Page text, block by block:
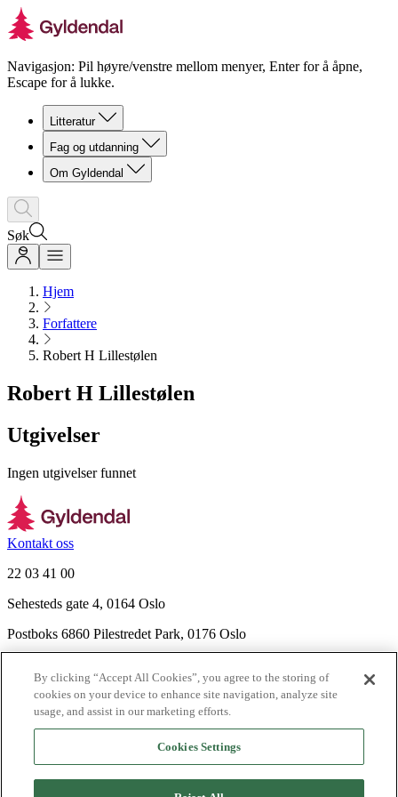
Navigasjon: Pil høyre/venstre mellom menyer, Enter for å åpne,
Escape for å lukke.
Litteratur
Fag og utdanning
Om Gyldendal
Søk
Hjem
Forfattere
Robert H Lillestølen
Robert H Lillestølen
Utgivelser
Ingen utgivelser funnet
Kontakt oss
22 03 41 00
Sehesteds gate 4, 0164 Oslo
Postboks 6860 Pilestredet Park, 0176 Oslo
Nyhetsbrev
Ledige stillinger
Send inn manus
By clicking “Accept All Cookies”, you agree to the storing of
cookies on your device to enhance site navigation, analyze site
usage, and assist in our marketing efforts.
Cookies Settings